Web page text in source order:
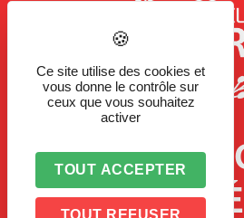
LA
D'UNE
Ce site utilise des cookies et
vous donne le contrôle sur
ceux que vous souhaitez
activer
TOUT ACCEPTER
TOUT REFUSER